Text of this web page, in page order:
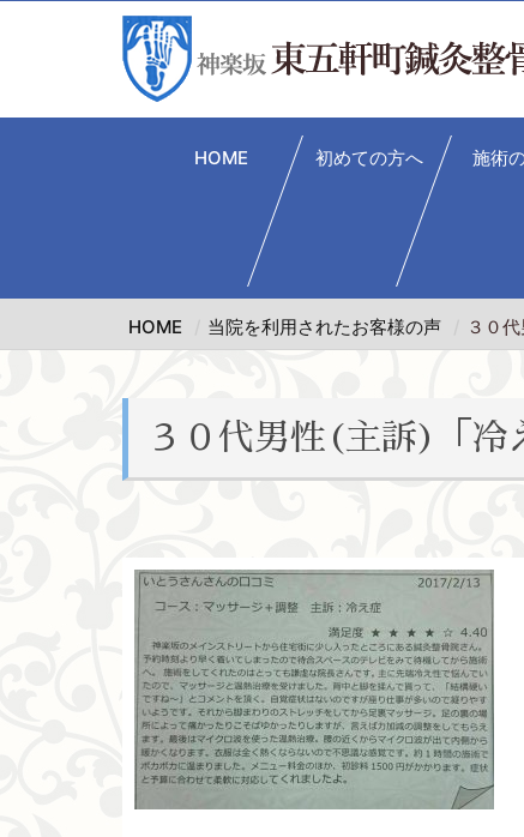
HOME 初めての方へ 施術
HOME 当院を利用されたお客様の声 ３０
３０代男性(主訴)「冷